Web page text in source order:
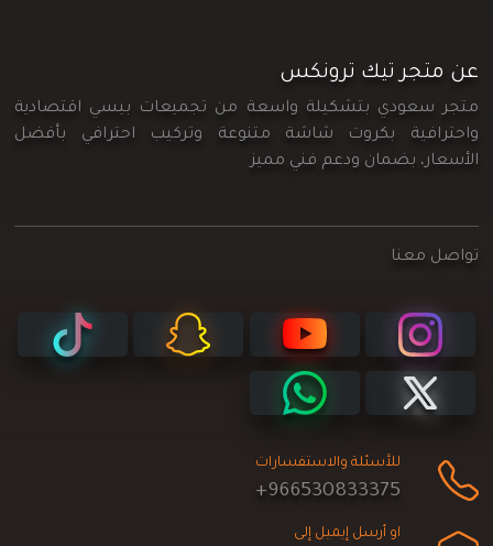
عن متجر تيك ترونكس
متجر سعودي بتشكيلة واسعة من تجميعات بيسي اقتصادية
واحترافية بكروت شاشة متنوعة وتركيب احترافي بأفضل
الأسعار، بضمان ودعم فني مميز
تواصل معنا
للأسئلة والاستفسارات
+966530833375
او أرسل إيميل إلى